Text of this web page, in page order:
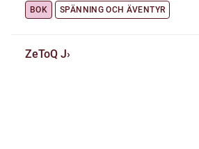
BOK SPÄNNING OCH ÄVENTYR
ZeToQ J